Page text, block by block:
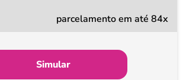
parcelamento em até 84x
Simular